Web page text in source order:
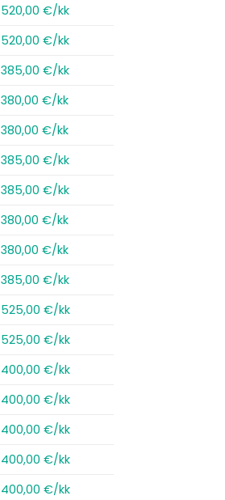
520,00 €/kk
520,00 €/kk
385,00 €/kk
380,00 €/kk
380,00 €/kk
385,00 €/kk
385,00 €/kk
380,00 €/kk
380,00 €/kk
385,00 €/kk
525,00 €/kk
525,00 €/kk
400,00 €/kk
400,00 €/kk
400,00 €/kk
400,00 €/kk
400,00 €/kk